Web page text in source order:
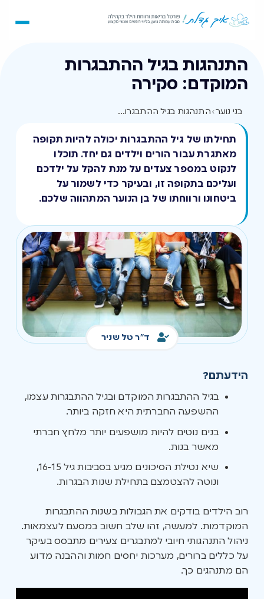
התנהגות בגיל ההתבגרות
המוקדם: סקירה
בני נוער› התנהגות בגיל ההתבגרות המוקדם: סקירה
תחילתו של גיל ההתבגרות יכולה להיות תקופה
מאתגרת עבור הורים וילדים גם יחד. תוכלו
לנקוט במספר צעדים על מנת להקל על ילדכם
ועליכם בתקופה זו, ובעיקר כדי לשמור על
ביטחונו ורווחתו של בן הנוער המתהווה שלכם.
ד"ר טל שניר
הידעתם?
בגיל ההתבגרות המוקדם ובגיל ההתבגרות עצמו,
ההשפעה החברתית היא חזקה ביותר.
בנים נוטים להיות מושפעים יותר מלחץ חברתי
מאשר בנות.
שיא נטילת הסיכונים מגיע בסביבות גיל 16-15,
ונוטה להצטמצם בתחילת שנות הבגרות.
רוב הילדים בודקים את הגבולות בשנות ההתבגרות
המוקדמות. למעשה, זהו שלב חשוב במסעם לעצמאות.
ניהול התנהגותי חיובי למתבגרים צעירים מתבסס בעיקר
על כללים ברורים, מערכות יחסים חמות וההבנה מדוע
הם מתנהגים כך.